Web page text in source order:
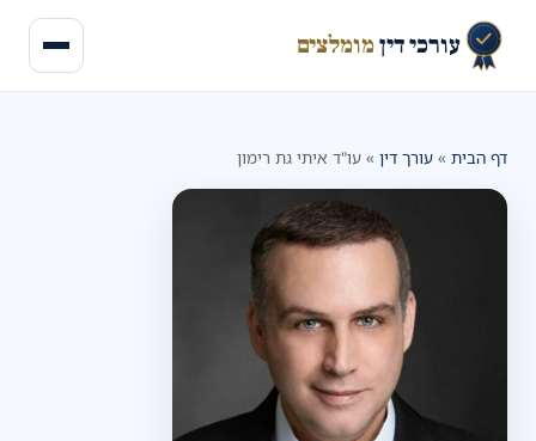
עורכי דיןמומלצים
דף הבית » עורך דין » עו"ד איתי גת רימון